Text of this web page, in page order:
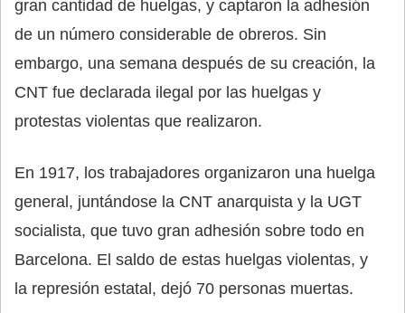
gran cantidad de huelgas, y captaron la adhesión
de un número considerable de obreros. Sin
embargo, una semana después de su creación, la
CNT fue declarada ilegal por las huelgas y
protestas violentas que realizaron.
En 1917, los trabajadores organizaron una huelga
general, juntándose la CNT anarquista y la UGT
socialista, que tuvo gran adhesión sobre todo en
Barcelona. El saldo de estas huelgas violentas, y
la represión estatal, dejó 70 personas muertas.